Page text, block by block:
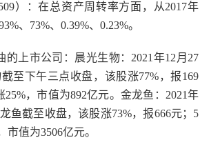
）：在总资产周转率方面，从2017年
、73%、0.39%、0.23%。
的上市公司：晨光生物：2021年12月27
至下午三点收盘，该股涨77%，报169
25%，市值为892亿元。金龙鱼：2021年
鱼截至收盘，该股涨73%，报666元；5
市值为3506亿元。